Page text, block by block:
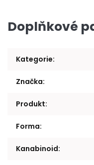
Doplňkové
Kategorie:
Značka:
Produkt:
Forma:
Kanabinoid: